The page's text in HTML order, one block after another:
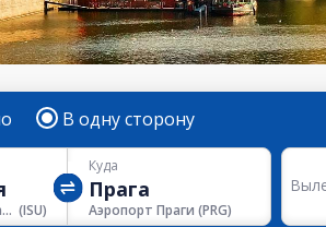
В одну сторону
Международный аэропорт Джалала Талабани (ISU)
Куда
Аэропорт Праги (PRG)